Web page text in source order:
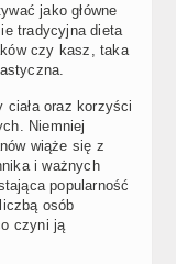
jako główne
tradycyjna dieta
czy kasz, taka
oraz korzyści
Niemniej
wiąże się z
i ważnych
popularność
osób
czyni ją